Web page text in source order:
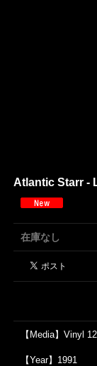
Atlantic Starr -
在庫なし
【Media】Vinyl
【Year】1991